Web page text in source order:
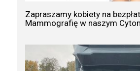
Zapraszamy kobiety na
Mammografię w naszym